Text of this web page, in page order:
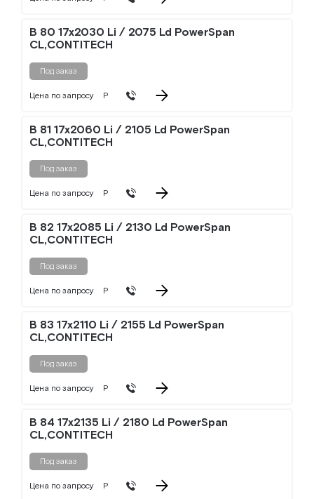
B 80 17x2030 Li / 2075 Ld PowerSpan
CL,CONTITECH
Под заказ
Цена по запросу Р
B 81 17x2060 Li / 2105 Ld PowerSpan
CL,CONTITECH
Под заказ
Цена по запросу Р
B 82 17x2085 Li / 2130 Ld PowerSpan
CL,CONTITECH
Под заказ
Цена по запросу Р
B 83 17x2110 Li / 2155 Ld PowerSpan
CL,CONTITECH
Под заказ
Цена по запросу Р
B 84 17x2135 Li / 2180 Ld PowerSpan
CL,CONTITECH
Под заказ
Цена по запросу Р